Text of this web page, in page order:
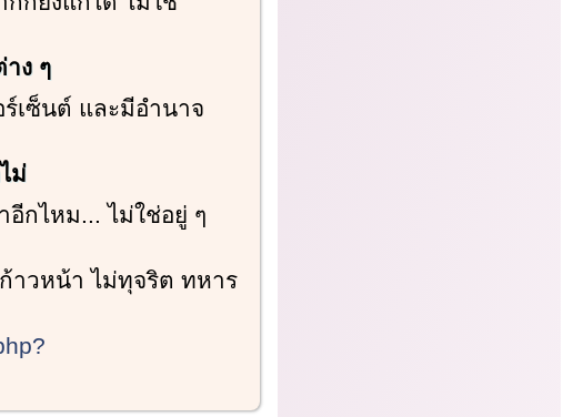
ง ๆ
เซ็นต์ และมีอำนาจ
ม่
กไหม... ไม่ใช่อยู่ ๆ
าวหน้า ไม่ทุจริต ทหาร